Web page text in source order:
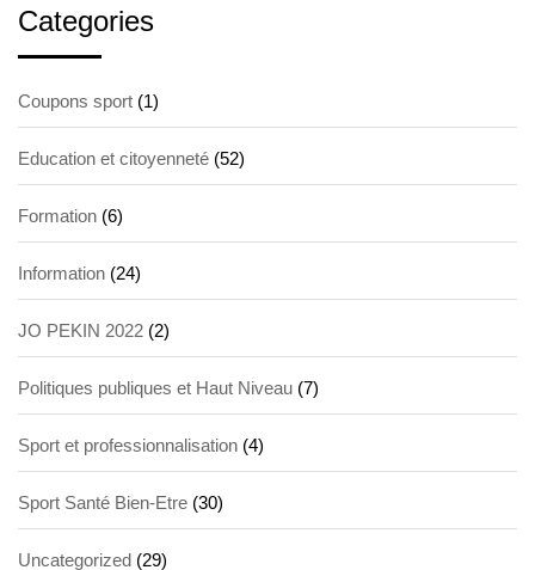
Categories
Coupons sport (1)
Education et citoyenneté (52)
Formation (6)
Information (24)
JO PEKIN 2022 (2)
Politiques publiques et Haut Niveau (7)
Sport et professionnalisation (4)
Sport Santé Bien-Etre (30)
Uncategorized (29)